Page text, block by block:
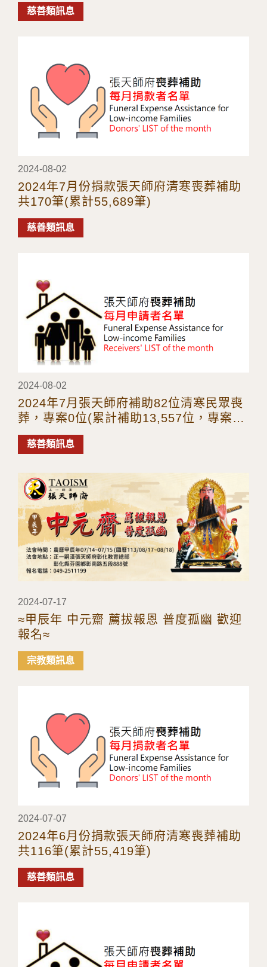
慈善類訊息
2024-08-02
2024年7月份捐款張天師府清寒喪葬補助
共170筆(累計55,689筆)
慈善類訊息
2024-08-02
2024年7月張天師府補助82位清寒民眾喪
葬，專案0位(累計補助13,557位，專案38
件)
慈善類訊息
2024-07-17
≈甲辰年 中元齋 薦拔報恩 普度孤幽 歡迎
報名≈
宗教類訊息
2024-07-07
2024年6月份捐款張天師府清寒喪葬補助
共116筆(累計55,419筆)
慈善類訊息